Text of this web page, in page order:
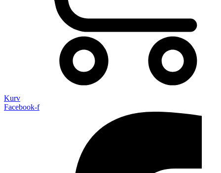
Kurv
Facebook-f